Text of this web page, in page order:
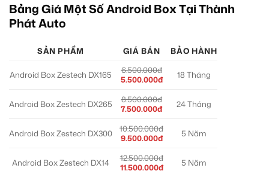
Bảng Giá Một Số Android Box Tại Thành
Phát Auto
SẢN PHẨM GIÁ BÁN BẢO HÀNH
Android Box Zestech DX165
6.500.000đ
5.500.000đ
18 Tháng
Android Box Zestech DX265
8.500.000đ
7.500.000đ
24 Tháng
Android Box Zestech DX300
10.500.000đ
9.500.000đ
5 Năm
Android Box Zestech DX14
12.500.000đ
11.500.000đ
5 Năm